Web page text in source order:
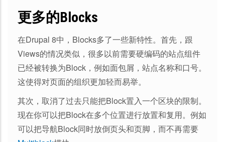
更多的Blocks
在Drupal 8中，Blocks多了一些新特性。首先，跟
Views的情况类似，很多以前需要硬编码的站点组件
已经被转换为Block，例如面包屑，站点名称和口号。
这使得对页面的组织更加轻而易举。
其次，取消了过去只能把Block置入一个区块的限制。
现在你可以把Block在多个位置进行放置和复用。例如
可以把导航Block同时放倒页头和页脚，而不再需要